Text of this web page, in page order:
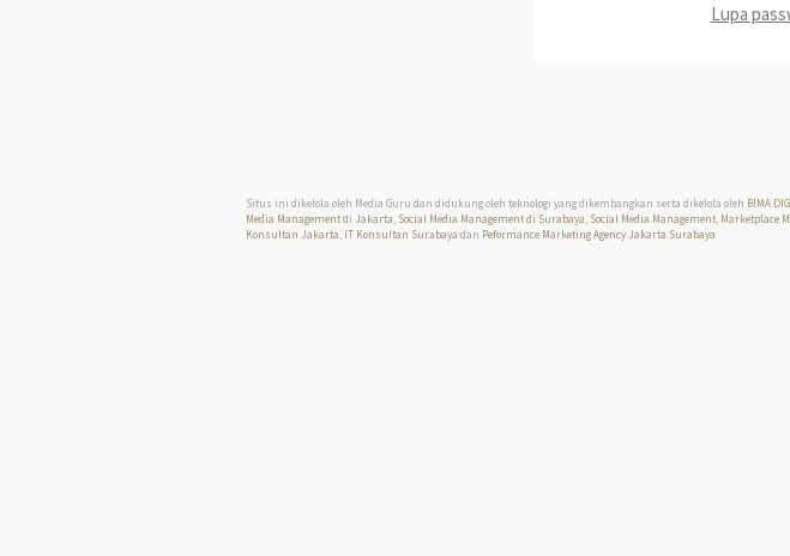
Lupa
Situs ini dikelola oleh Media Guru dan didukung oleh teknologi yang dikembangkan serta dikelola oleh BIMA
Media Management di Jakarta Social Media Management di Surabaya Social Media Management, Marketplace
Konsultan Jakarta IT Konsultan Surabaya dan Peformance Marketing Agency Jakarta Surabaya